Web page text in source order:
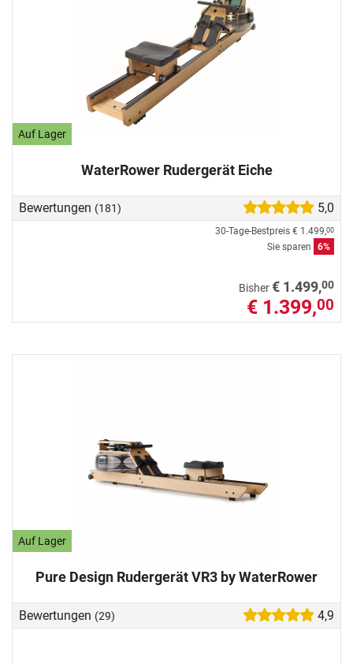
Auf Lager
WaterRower Rudergerät Eiche
Bewertungen (181) 5,0
30-Tage-Bestpreis € 1.499,00
Sie sparen 6%
Bisher€ 1.499,00
€ 1.399,00
Auf Lager
Pure Design Rudergerät VR3 by WaterRower
Bewertungen (29) 4,9